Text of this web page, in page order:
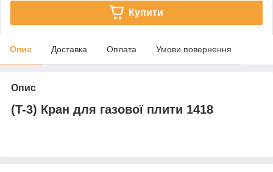
Купити
Опис Доставка Оплата Умови повернення
Опис
(T-3) Кран для газової плити 1418